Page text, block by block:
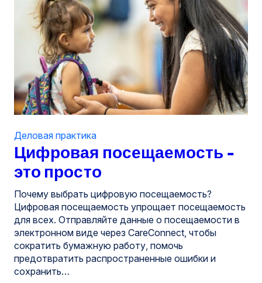
Цифровая посещаемость -
это просто
Деловая практика
Почему выбрать цифровую посещаемость?
Цифровая посещаемость упрощает посещаемость
для всех. Отправляйте данные о посещаемости в
электронном виде через CareConnect, чтобы
сократить бумажную работу, помочь
предотвратить распространенные ошибки и
сохранить…